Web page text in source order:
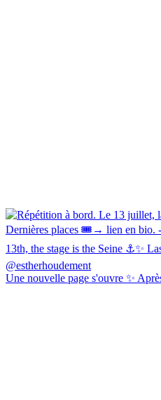
Une nouvelle page s'ouvre ✨